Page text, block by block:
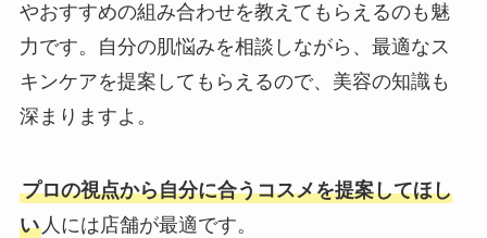
やおすすめの組み合わせを教えてもらえるのも魅
力です。自分の肌悩みを相談しながら、最適なス
キンケアを提案してもらえるので、美容の知識も
深まりますよ。
プロの視点から自分に合うコスメを提案してほし
い人には店舗が最適です。